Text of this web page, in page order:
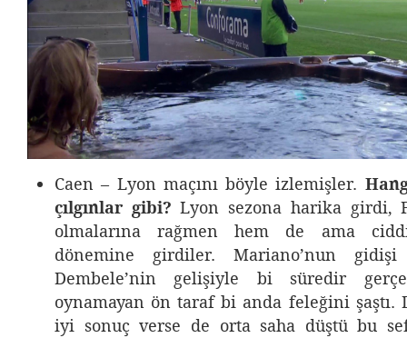
Caen – Lyon maçını böyle izlemişler.
çılgınlar gibi? Lyon sezona harika girdi,
olmalarına rağmen hem de ama
dönemine girdiler. Mariano’nun
Dembele’nin gelişiyle bi süredir
oynamayan ön taraf bi anda feleğini şaştı.
iyi sonuç verse de orta saha düştü bu